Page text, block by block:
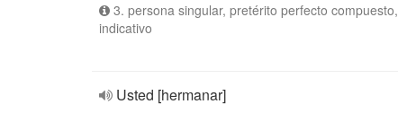
3. persona singular, pretérito perfecto compuesto,
indicativo
Usted [hermanar]